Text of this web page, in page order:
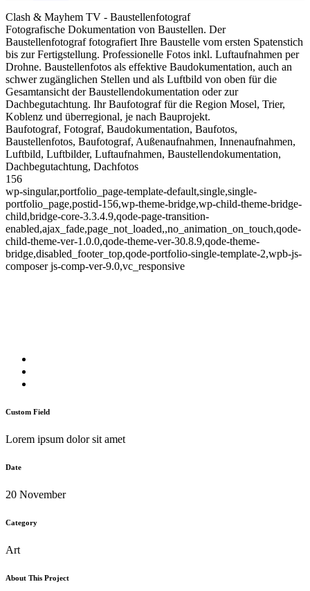
Clash & Mayhem TV - Baustellenfotograf
Fotografische Dokumentation von Baustellen. Der
Baustellenfotograf fotografiert Ihre Baustelle vom ersten Spatenstich
bis zur Fertigstellung. Professionelle Fotos inkl. Luftaufnahmen per
Drohne. Baustellenfotos als effektive Baudokumentation, auch an
schwer zugänglichen Stellen und als Luftbild von oben für die
Gesamtansicht der Baustellendokumentation oder zur
Dachbegutachtung. Ihr Baufotograf für die Region Mosel, Trier,
Koblenz und überregional, je nach Bauprojekt.
Baufotograf, Fotograf, Baudokumentation, Baufotos,
Baustellenfotos, Baufotograf, Außenaufnahmen, Innenaufnahmen,
Luftbild, Luftbilder, Luftaufnahmen, Baustellendokumentation,
Dachbegutachtung, Dachfotos
156
wp-singular,portfolio_page-template-default,single,single-
portfolio_page,postid-156,wp-theme-bridge,wp-child-theme-bridge-
child,bridge-core-3.3.4.9,qode-page-transition-
enabled,ajax_fade,page_not_loaded,,no_animation_on_touch,qode-
child-theme-ver-1.0.0,qode-theme-ver-30.8.9,qode-theme-
bridge,disabled_footer_top,qode-portfolio-single-template-2,wpb-js-
composer js-comp-ver-9.0,vc_responsive
Clash & Mayhem TV
Custom Field
Lorem ipsum dolor sit amet
Date
20 November
Category
Art
About This Project